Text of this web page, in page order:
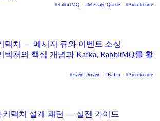
#RabbitMQ #Message Queue #Architecture
텍처 — 메시지 큐와 이벤트 소싱
텍처의 핵심 개념과 Kafka, RabbitMQ를 활
#Event-Driven #Kafka #Architecture
키텍처 설계 패턴 — 실전 가이드